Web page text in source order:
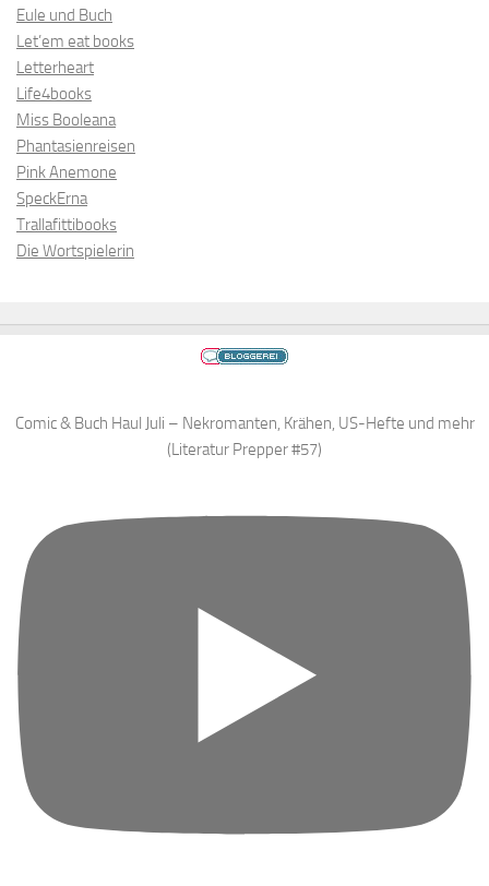
Eule und Buch
Let’em eat books
Letterheart
Life4books
Miss Booleana
Phantasienreisen
Pink Anemone
SpeckErna
Trallafittibooks
Die Wortspielerin
Comic & Buch Haul Juli – Nekromanten, Krähen, US-Hefte und mehr
(Literatur Prepper #57)